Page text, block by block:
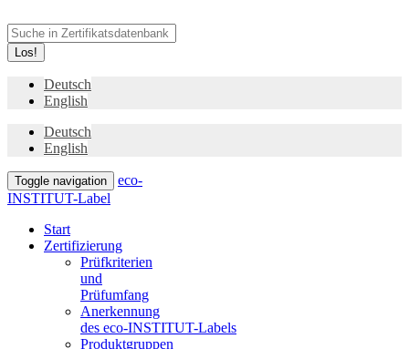
Los!
Deutsch
English
Deutsch
English
Toggle navigation
eco-
INSTITUT-Label
Start
Zertifizierung
Prüfkriterien
und
Prüfumfang
Anerkennung
des eco-INSTITUT-Labels
Produktgruppen